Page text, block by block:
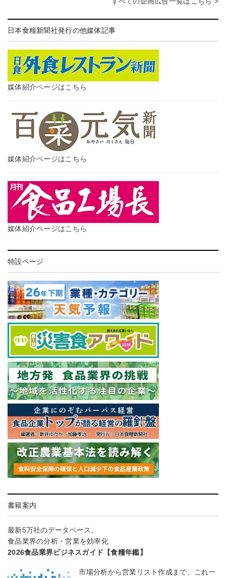
日本食糧新聞社発行の他媒体記事
媒体紹介ページはこちら
媒体紹介ページはこちら
媒体紹介ページはこちら
特設ページ
書籍案内
最新5万社のデータベース。
食品業界の分析・営業を効率化
2026食品業界ビジネスガイド【食糧年鑑】
市場分析から営業リスト作成まで、これ一